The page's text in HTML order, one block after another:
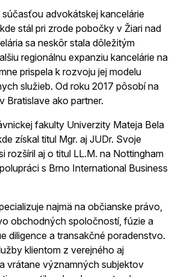
advokátskej kancelárie
stál pri zrode pobočky v Žiari nad
sa neskôr stala dôležitým
regionálnu expanziu kancelárie na
prispela k rozvoju jej modelu
služieb. Od roku 2017 pôsobí na
Bratislave ako partner.
fakulty Univerzity Mateja Bela
získal titul Mgr. aj JUDr. Svoje
rozšíril aj o titul LL.M. na Nottingham
s Brno International Business
najmä na občianske právo,
obchodných spoločností, fúzie a
diligence a transakčné poradenstvo.
klientom z verejného aj
vrátane významných subjektov